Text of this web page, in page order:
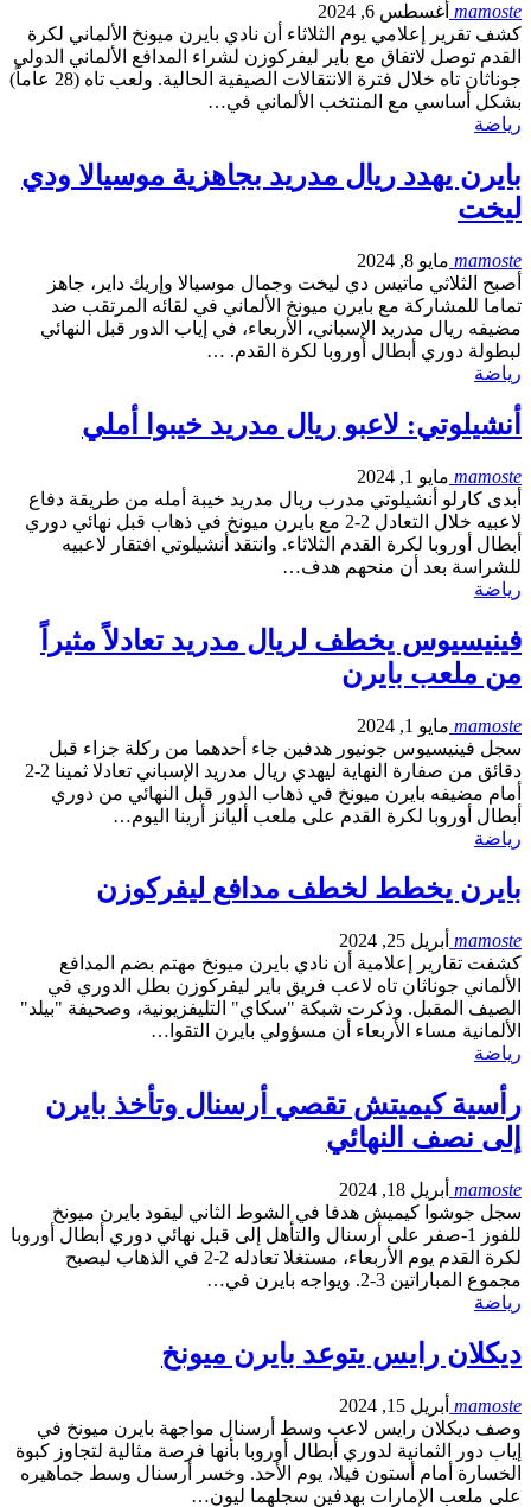
mamoste أغسطس 6, 2024
كشف تقرير إعلامي يوم الثلاثاء أن نادي بايرن ميونخ الألماني لكرة
القدم توصل لاتفاق مع باير ليفركوزن لشراء المدافع الألماني الدولي
جوناثان تاه خلال فترة الانتقالات الصيفية الحالية. ولعب تاه (28 عاماً)
بشكل أساسي مع المنتخب الألماني في…
رياضة
بايرن يهدد ريال مدريد بجاهزية موسيالا ودي
ليخت
mamoste مايو 8, 2024
أصبح الثلاثي ماتيس دي ليخت وجمال موسيالا وإريك داير، جاهز
تماما للمشاركة مع بايرن ميونخ الألماني في لقائه المرتقب ضد
مضيفه ريال مدريد الإسباني، الأربعاء، في إياب الدور قبل النهائي
لبطولة دوري أبطال أوروبا لكرة القدم. …
رياضة
أنشيلوتي: لاعبو ريال مدريد خيبوا أملي
mamoste مايو 1, 2024
أبدى كارلو أنشيلوتي مدرب ريال مدريد خيبة أمله من طريقة دفاع
لاعبيه خلال التعادل 2-2 مع بايرن ميونخ في ذهاب قبل نهائي دوري
أبطال أوروبا لكرة القدم الثلاثاء. وانتقد أنشيلوتي افتقار لاعبيه
للشراسة بعد أن منحهم هدف…
رياضة
فينيسيوس يخطف لريال مدريد تعادلاً مثيراً
من ملعب بايرن
mamoste مايو 1, 2024
سجل فينيسيوس جونيور هدفين جاء أحدهما من ركلة جزاء قبل
دقائق من صفارة النهاية ليهدي ريال مدريد الإسباني تعادلا ثمينا 2-2
أمام مضيفه بايرن ميونخ في ذهاب الدور قبل النهائي من دوري
أبطال أوروبا لكرة القدم على ملعب أليانز أرينا اليوم…
رياضة
بايرن يخطط لخطف مدافع ليفركوزن
mamoste أبريل 25, 2024
كشفت تقارير إعلامية أن نادي بايرن ميونخ مهتم بضم المدافع
الألماني جوناثان تاه لاعب فريق باير ليفركوزن بطل الدوري في
الصيف المقبل. وذكرت شبكة "سكاي" التليفزيونية، وصحيفة "بيلد"
الألمانية مساء الأربعاء أن مسؤولي بايرن التقوا…
رياضة
رأسية كيميتش تقصي أرسنال وتأخذ بايرن
إلى نصف النهائي
mamoste أبريل 18, 2024
سجل جوشوا كيميش هدفا في الشوط الثاني ليقود بايرن ميونخ
للفوز 1-صفر على أرسنال والتأهل إلى قبل نهائي دوري أبطال أوروبا
لكرة القدم يوم الأربعاء، مستغلا تعادله 2-2 في الذهاب ليصبح
مجموع المباراتين 3-2. ويواجه بايرن في…
رياضة
ديكلان رايس يتوعد بايرن ميونخ
mamoste أبريل 15, 2024
وصف ديكلان رايس لاعب وسط أرسنال مواجهة بايرن ميونخ في
إياب دور الثمانية لدوري أبطال أوروبا بأنها فرصة مثالية لتجاوز كبوة
الخسارة أمام أستون فيلا، يوم الأحد. وخسر أرسنال وسط جماهيره
على ملعب الإمارات بهدفين سجلهما ليون…